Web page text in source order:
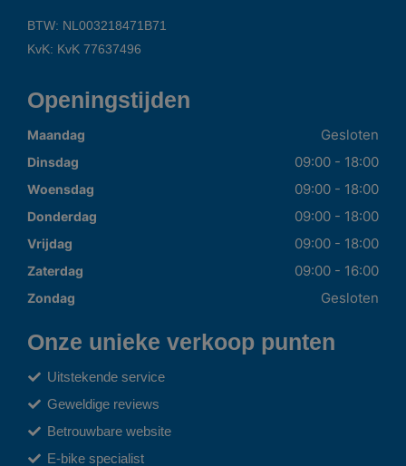
BTW: NL003218471B71
KvK: KvK 77637496
Openingstijden
Maandag Gesloten
Dinsdag 09:00 - 18:00
Woensdag 09:00 - 18:00
Donderdag 09:00 - 18:00
Vrijdag 09:00 - 18:00
Zaterdag 09:00 - 16:00
Zondag Gesloten
Onze unieke verkoop punten
Uitstekende service
Geweldige reviews
Betrouwbare website
E-bike specialist